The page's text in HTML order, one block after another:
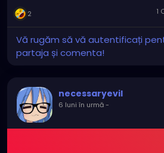
2 1
Vă rugăm să vă autentificați
partaja și comenta!
necessaryevil
6 luni în urmă-